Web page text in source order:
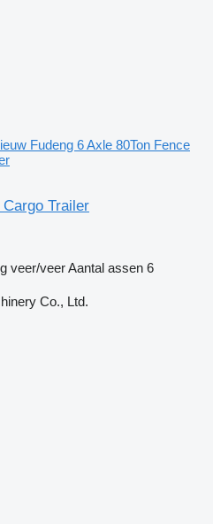
Fudeng 6 Axle 80Ton Fence
Cargo Trailer
veer/veerAantal assen 6
Co., Ltd.